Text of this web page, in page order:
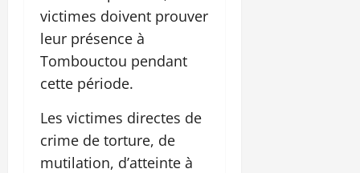
victimes doivent prouver
leur présence à
Tombouctou pendant
cette période.
Les victimes directes de
crime de torture, de
mutilation, d’atteinte à